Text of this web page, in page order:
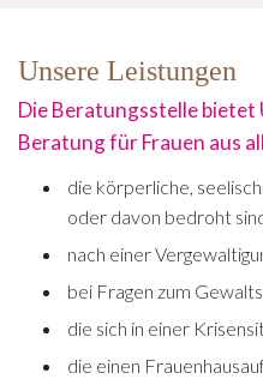
Unsere Leistungen
Die Beratungsstelle
Beratung für Frauen aus
die körperliche,
oder davon bedroht
nach einer
bei Fragen zum
die sich in einer
die einen